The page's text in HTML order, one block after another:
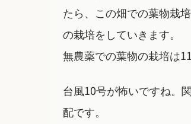
たら、この畑での葉物栽
の栽培をしていきます。
無農薬での葉物の栽培は
台風10号が怖いですね。
配です。